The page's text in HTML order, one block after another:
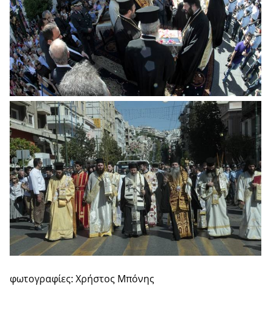
φωτογραφίες: Χρήστος Μπόνης